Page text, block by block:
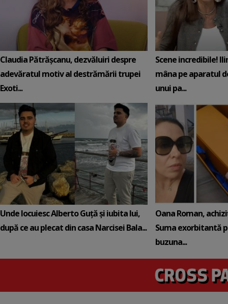
Claudia Pătrășcanu, dezvăluiri despre
adevăratul motiv al destrămării trupei
Exoti...
Scene incredibile!
mâna pe aparatul
unui pa...
Unde locuiesc Alberto Guță și iubita lui,
după ce au plecat din casa Narcisei Bala...
Oana Roman,
Suma exorbitantă
buzuna...